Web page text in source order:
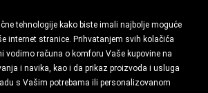
tehnologije kako biste imali najbolje moguće
internet stranice. Prihvatanjem svih kolačića
vodimo računa o komforu Vaše kupovine na
i navika, kao i da prikaz proizvoda i usluga
s Vašim potrebama ili personalizovanom